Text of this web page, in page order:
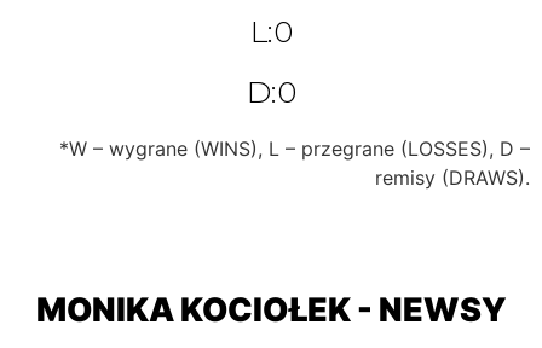
L:0
D:0
*W – wygrane (WINS), L – przegrane (LOSSES), D –
remisy (DRAWS).
MONIKA KOCIOŁEK - NEWSY